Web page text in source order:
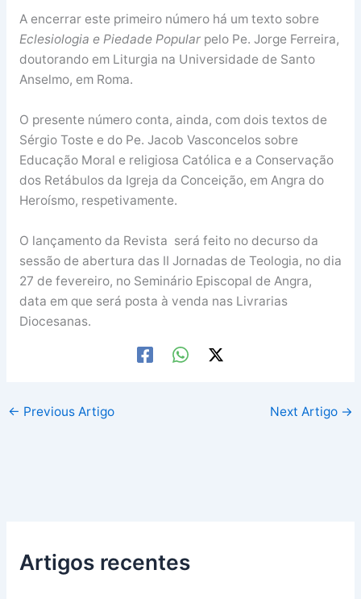
A encerrar este primeiro número há um texto sobre
Eclesiologia e Piedade Popularpelo Pe. Jorge Ferreira,
doutorando em Liturgia na Universidade de Santo
Anselmo, em Roma.
O presente número conta, ainda, com dois textos de
Sérgio Toste e do Pe. Jacob Vasconcelos sobre
Educação Moral e religiosa Católica e a Conservação
dos Retábulos da Igreja da Conceição, em Angra do
Heroísmo, respetivamente.
O lançamento da Revista será feito no decurso da
sessão de abertura das II Jornadas de Teologia, no dia
27 de fevereiro, no Seminário Episcopal de Angra,
data em que será posta à venda nas Livrarias
Diocesanas.
← Previous Artigo Next Artigo →
Artigos recentes